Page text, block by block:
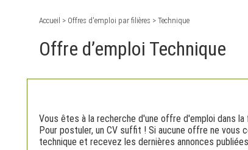
Accueil > Offres d'emploi par filières > Technique
Offre d’emploi Technique
Vous êtes à la recherche d'une offre d'emploi dans
Pour postuler, un CV suffit ! Si aucune offre ne vous
technique et recevez les dernières annonces